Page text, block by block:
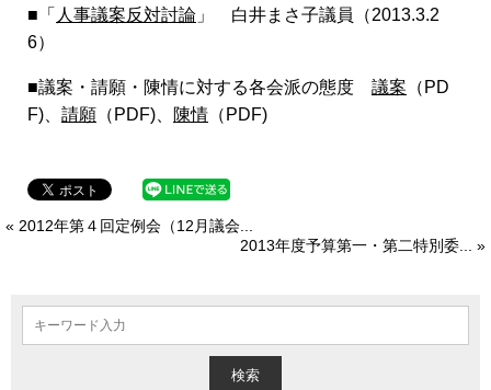
■「 人事議案反対討論 」 白井まさ子議員（2013.3.2
6）
■議案・請願・陳情に対する各会派の態度 議案 （PD
F)、 請願 （PDF)、 陳情 （PDF)
« 2012年第４回定例会（12月議会...
2013年度予算第一・第二特別委... »